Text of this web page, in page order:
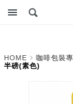
半磅(素
司 :: 最
醇品貿易
HOME 咖啡包裝
半磅(素色)